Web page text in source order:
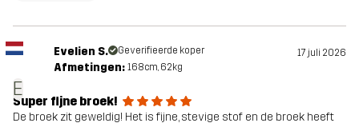
E
Evelien S. Geverifieerde koper 17 juli 2026
Afmetingen: 168cm, 62kg
Super fijne broek!
De broek zit geweldig! Het is fijne, stevige stof en de broek heeft